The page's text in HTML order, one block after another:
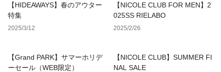
【HIDEAWAYS】春のアウター
特集
2025/3/12
【NICOLE CLUB FOR MEN】2
025SS RIELABO
2025/2/26
【Grand PARK】サマーホリデ
ーセール（WEB限定）
【NICOLE CLUB】SUMMER FI
NAL SALE